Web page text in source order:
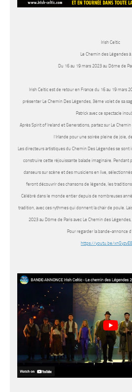
Irish Celtic
Le Chemin des Légendes à
Du 16 au 19 mars 2023 au Dôme de
Irish Celticest de retour en France du 16 au 19 mars
présenter Le Chemin Des Légendes, 3ème volet de sa
Patrick avec ce spectacle
Après Spirit of Ireland et Generations, partez sur Le
l’Irlande pour une soirée pleine de joie,
Les directeurs artistiques du Chemin Des Légendes se sont
construire cette réjouissante balade imaginaire. Pendant
danseurs sur scène et des musiciens en live,
feront découvrir des chansons de légende, les
Célébré dans le monde entier depuis de nombreuses
tradition, avec ces rythmes qui donnent la chair de poule.
2023 au Dôme de Paris avec Le Chemin des Légendes
Pour regarder la bande-annonce
https://youtu.be/